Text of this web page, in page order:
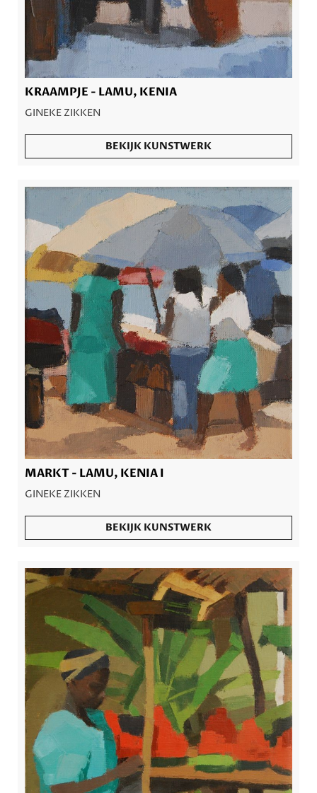
KRAAMPJE - LAMU, KENIA
GINEKE ZIKKEN
BEKIJK KUNSTWERK
MARKT - LAMU, KENIA I
GINEKE ZIKKEN
BEKIJK KUNSTWERK